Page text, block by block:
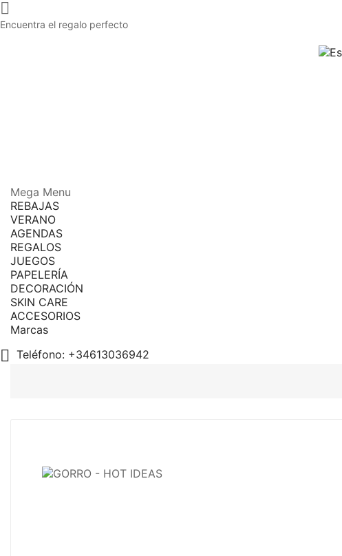

Encuentra el regalo perfecto
Mega Menu
REBAJAS
VERANO
AGENDAS
REGALOS
JUEGOS
PAPELERÍA
DECORACIÓN
SKIN CARE
ACCESORIOS
Marcas
 Teléfono: +34613036942